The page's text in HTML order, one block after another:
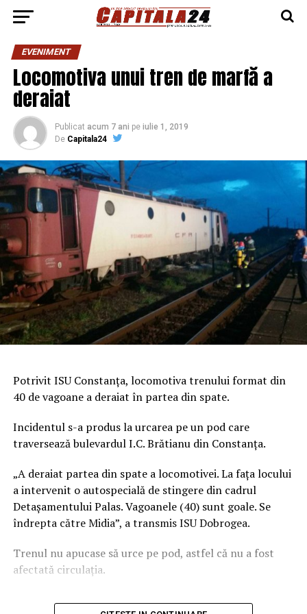
EVENIMENT
Locomotiva unui tren de marfă a
deraiat
Publicat acum 7 ani pe iulie 1, 2019
De Capitala24
Potrivit ISU Constanţa, locomotiva trenului format din
40 de vagoane a deraiat în partea din spate.
Incidentul s-a produs la urcarea pe un pod care
traversează bulevardul I.C. Brătianu din Constanţa.
„A deraiat partea din spate a locomotivei. La faţa locului
a intervenit o autospecială de stingere din cadrul
Detaşamentului Palas. Vagoanele (40) sunt goale. Se
îndrepta către Midia”, a transmis ISU Dobrogea.
Trenul nu apucase să urce pe pod, astfel că nu a fost
afectată circulaţia.